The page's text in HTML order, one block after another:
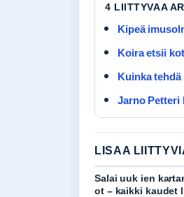
4 LIITTYVAA
Kipeä
Koira etsii
Kuinka
Jarno Petteri
LISAA
Salai uuk ien
ot – kaikki kaudet